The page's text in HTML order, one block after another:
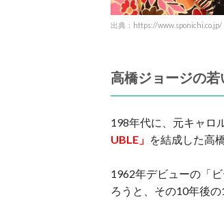
出典：https://www.sponichi.co.jp/
高橋ジョージの
198年代に、元キャロ
UBLE」 を結成した高
1962年デビューの「
ろうと、その10年後